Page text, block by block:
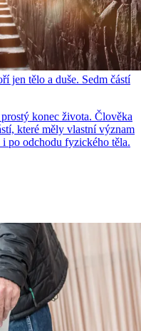
jen tělo a duše. Sedm částí
konec života. Člověka
které měly vlastní význam
po odchodu fyzického těla.